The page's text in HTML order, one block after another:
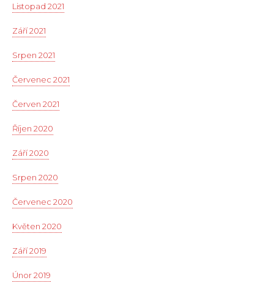
Listopad 2021
Září 2021
Srpen 2021
Červenec 2021
Červen 2021
Říjen 2020
Září 2020
Srpen 2020
Červenec 2020
Květen 2020
Září 2019
Únor 2019